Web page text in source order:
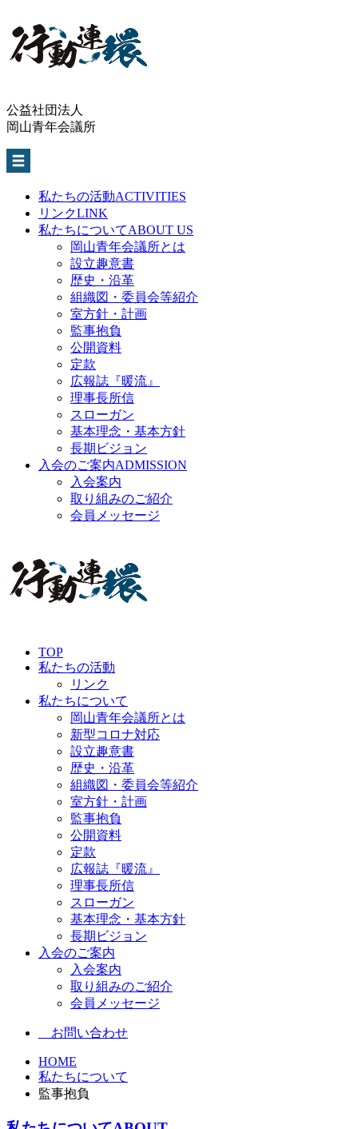
公益社団法人
岡山青年会議所
私たちの活動ACTIVITIES
リンクLINK
私たちについてABOUT US
岡山青年会議所とは
設立趣意書
歴史・沿革
組織図・委員会等紹介
室方針・計画
監事抱負
公開資料
定款
広報誌『暖流』
理事長所信
スローガン
基本理念・基本方針
長期ビジョン
入会のご案内ADMISSION
入会案内
取り組みのご紹介
会員メッセージ
TOP
私たちの活動
リンク
私たちについて
岡山青年会議所とは
新型コロナ対応
設立趣意書
歴史・沿革
組織図・委員会等紹介
室方針・計画
監事抱負
公開資料
定款
広報誌『暖流』
理事長所信
スローガン
基本理念・基本方針
長期ビジョン
入会のご案内
入会案内
取り組みのご紹介
会員メッセージ
お問い合わせ
HOME
私たちについて
監事抱負